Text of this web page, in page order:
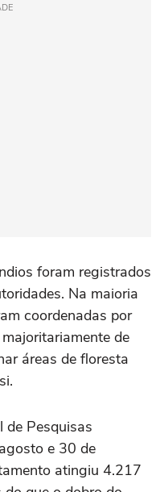
foram registrados
Na maioria
coordenadas por
de
áreas de floresta
de Pesquisas
e 30 de
atingiu 4.217